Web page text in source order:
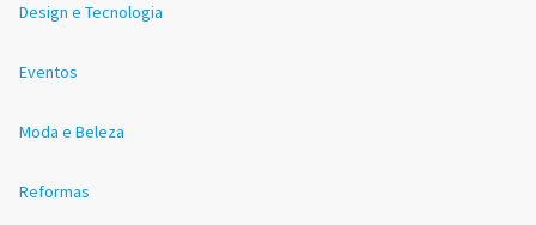
Design e Tecnologia
Eventos
Moda e Beleza
Reformas